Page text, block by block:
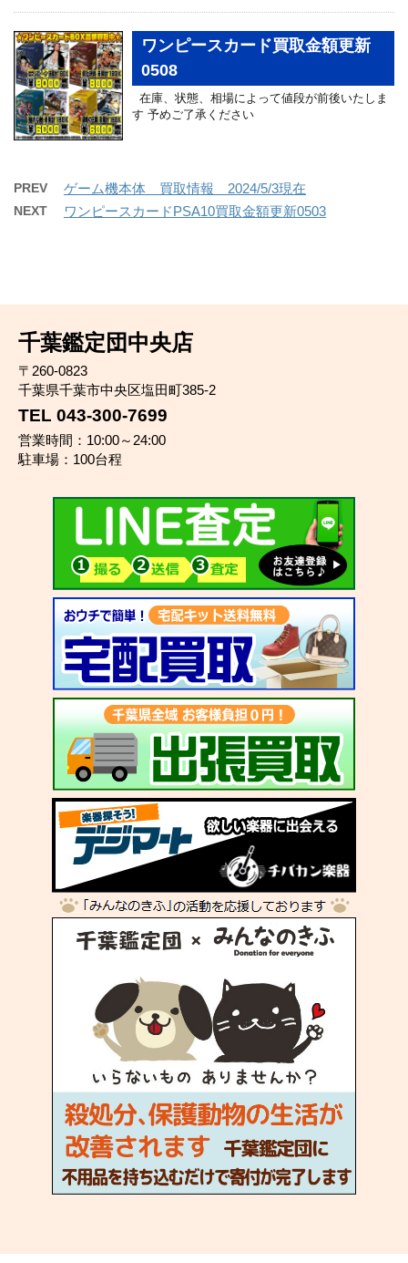
ワンピースカード買取金額更新
0508
在庫、状態、相場によって値段が前後いたしま
す 予めご了承ください
PREV ゲーム機本体 買取情報 2024/5/3現在
NEXT ワンピースカードPSA10買取金額更新0503
千葉鑑定団中央店
〒260-0823
千葉県千葉市中央区塩田町385-2
TEL 043-300-7699
営業時間：10:00～24:00
駐車場：100台程